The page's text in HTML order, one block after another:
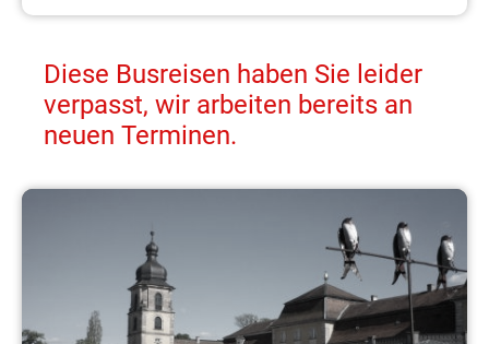
Diese Busreisen haben Sie leider
verpasst, wir arbeiten bereits an
neuen Terminen.